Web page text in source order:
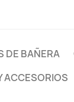
DE BAÑERA
ACCESORIOS